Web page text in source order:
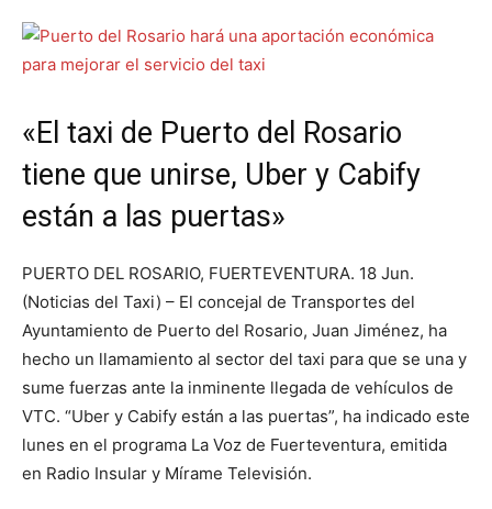
«El taxi de Puerto del Rosario
tiene que unirse, Uber y Cabify
están a las puertas»
PUERTO DEL ROSARIO, FUERTEVENTURA. 18 Jun.
(Noticias del Taxi) – El concejal de Transportes del
Ayuntamiento de Puerto del Rosario, Juan Jiménez, ha
hecho un llamamiento al sector del taxi para que se una y
sume fuerzas ante la inminente llegada de vehículos de
VTC. “Uber y Cabify están a las puertas”, ha indicado este
lunes en el programa La Voz de Fuerteventura, emitida
en Radio Insular y Mírame Televisión.